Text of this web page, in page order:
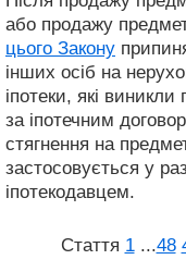
або продажу
цього Закону
інших осіб на
іпотеки, які виникли
за іпотечним
стягнення на
застосовується у
іпотекодавцем.
Стаття 1 ...48